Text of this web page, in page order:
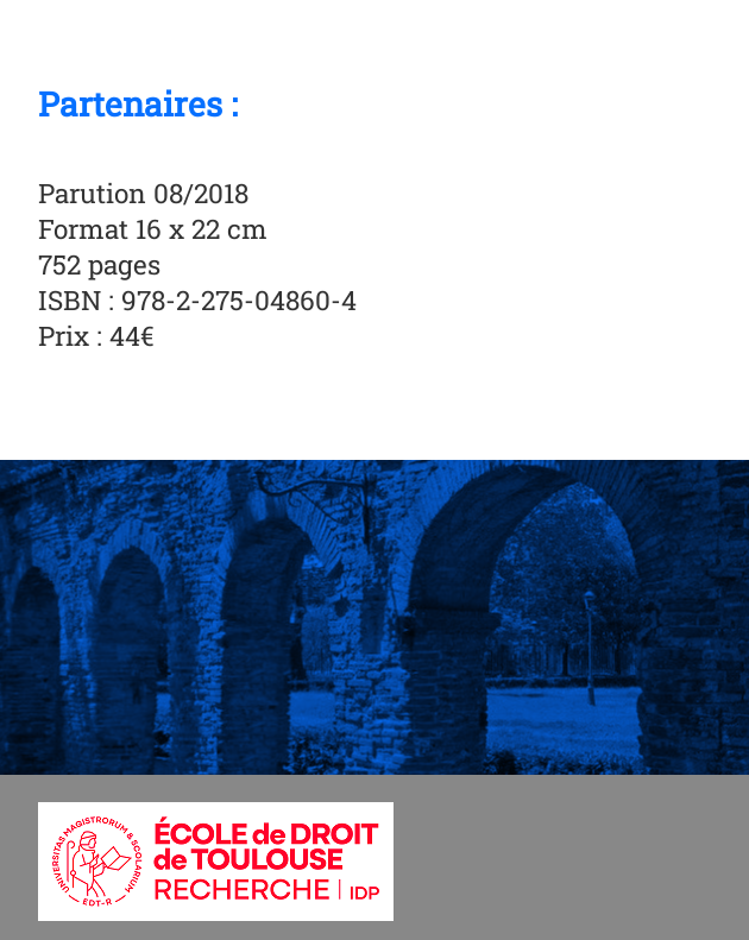
Partenaires :
Parution 08/2018
Format 16 x 22 cm
752 pages
ISBN : 978-2-275-04860-4
Prix : 44€